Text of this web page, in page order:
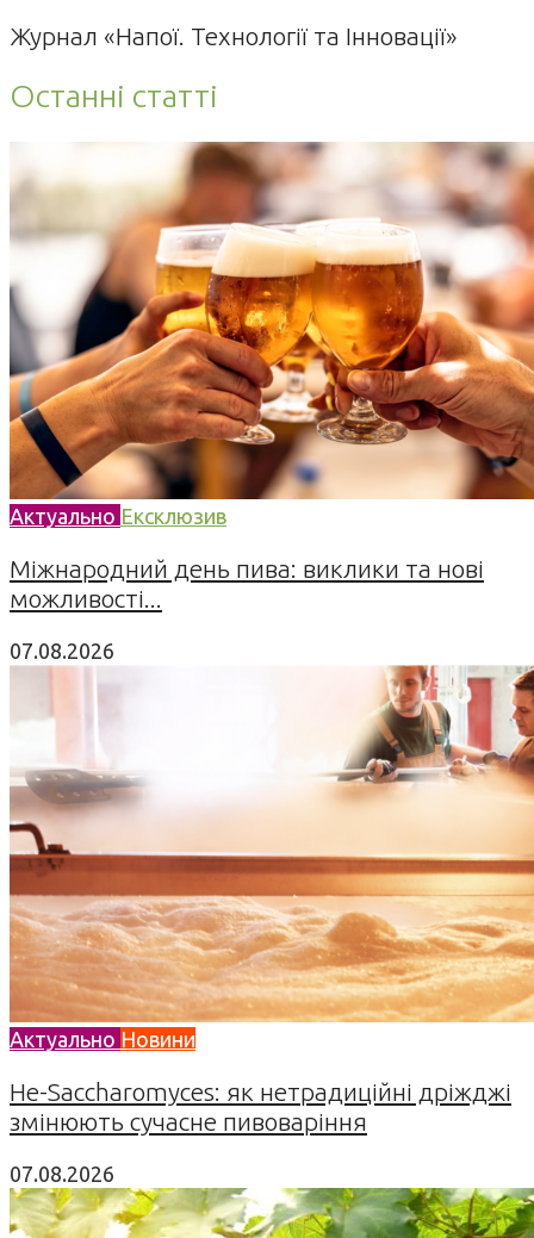
Журнал «Напої. Технології та Інновації»
Останні статті
Актуально Ексклюзив
Міжнародний день пива: виклики та нові
можливості...
07.08.2026
Актуально Новини
Не-Saccharomyces: як нетрадиційні дріжджі
змінюють сучасне пивоваріння
07.08.2026